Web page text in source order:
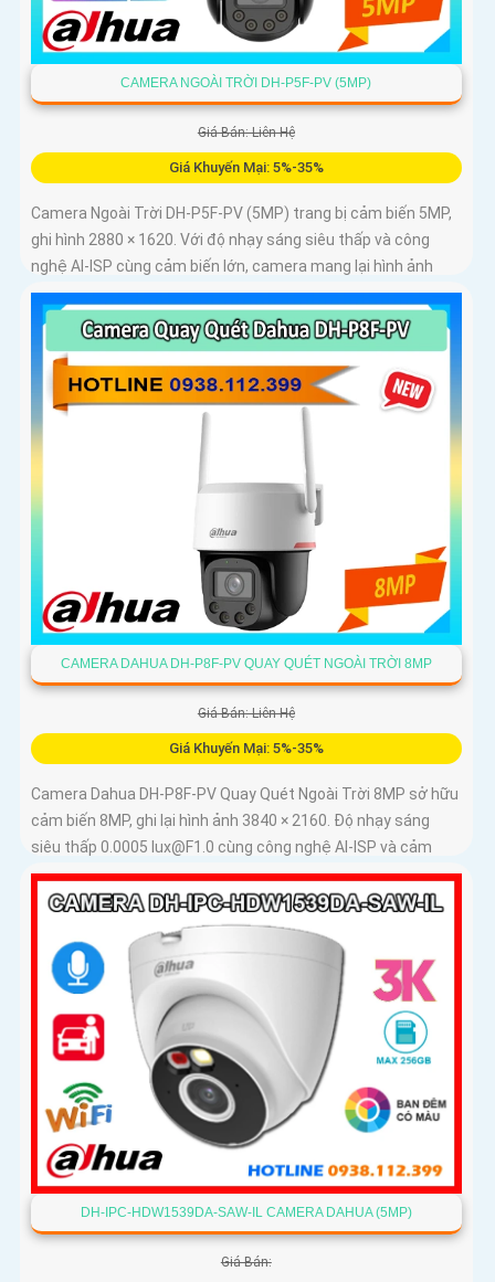
CAMERA NGOÀI TRỜI DH-P5F-PV (5MP)
Giá Bán: Liên Hệ
Giá Khuyến Mại: 5%-35%
Camera Ngoài Trời DH-P5F-PV (5MP) trang bị cảm biến 5MP,
ghi hình 2880 × 1620. Với độ nhạy sáng siêu thấp và công
nghệ AI-ISP cùng cảm biến lớn, camera mang lại hình ảnh
vượt trội cả ngày lẫn đêm
CAMERA DAHUA DH-P8F-PV QUAY QUÉT NGOÀI TRỜI 8MP
Giá Bán: Liên Hệ
Giá Khuyến Mại: 5%-35%
Camera Dahua DH-P8F-PV Quay Quét Ngoài Trời 8MP sở hữu
cảm biến 8MP, ghi lại hình ảnh 3840 × 2160. Độ nhạy sáng
siêu thấp 0.0005 lux@F1.0 cùng công nghệ AI-ISP và cảm
biến lớn...
DH-IPC-HDW1539DA-SAW-IL CAMERA DAHUA (5MP)
Giá Bán: